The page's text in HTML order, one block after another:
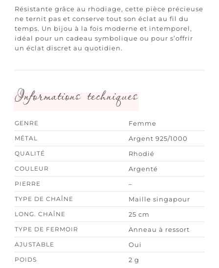
Résistante grâce au rhodiage, cette pièce précieuse
ne ternit pas et conserve tout son éclat au fil du
temps. Un bijou à la fois moderne et intemporel,
idéal pour un cadeau symbolique ou pour s’offrir
un éclat discret au quotidien.
Informations techniques
GENRE Femme
MÉTAL Argent 925/1000
QUALITÉ Rhodié
COULEUR Argenté
PIERRE –
TYPE DE CHAÎNE Maille singapour
LONG. CHAÎNE 25 cm
TYPE DE FERMOIR Anneau à ressort
AJUSTABLE Oui
POIDS 2 g